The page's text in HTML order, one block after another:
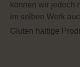
können wir jedoch
im selben Werk
Gluten haltige